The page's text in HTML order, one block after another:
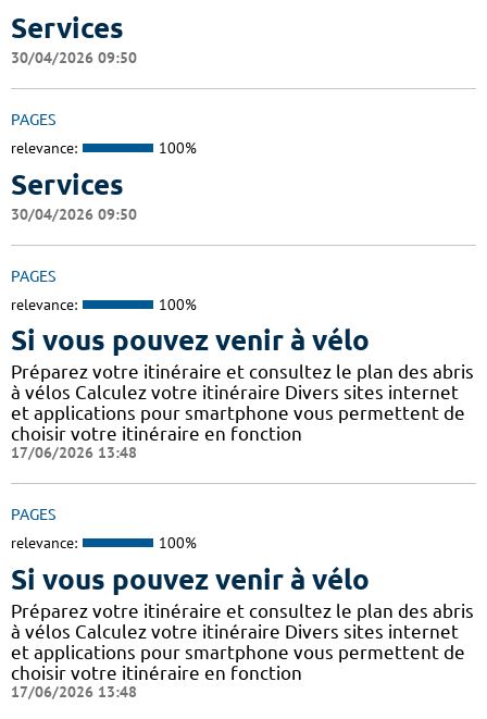
Services
30/04/2026 09:50
PAGES
relevance: 100%
Services
30/04/2026 09:50
PAGES
relevance: 100%
Si vous pouvez venir à vélo
Préparez votre itinéraire et consultez le plan des abris
à vélos Calculez votre itinéraire Divers sites internet
et applications pour smartphone vous permettent de
choisir votre itinéraire en fonction
17/06/2026 13:48
PAGES
relevance: 100%
Si vous pouvez venir à vélo
Préparez votre itinéraire et consultez le plan des abris
à vélos Calculez votre itinéraire Divers sites internet
et applications pour smartphone vous permettent de
choisir votre itinéraire en fonction
17/06/2026 13:48